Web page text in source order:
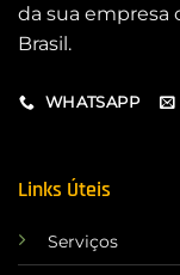
da sua empresa
Brasil.
WHATSAPP
Links Úteis
Serviços